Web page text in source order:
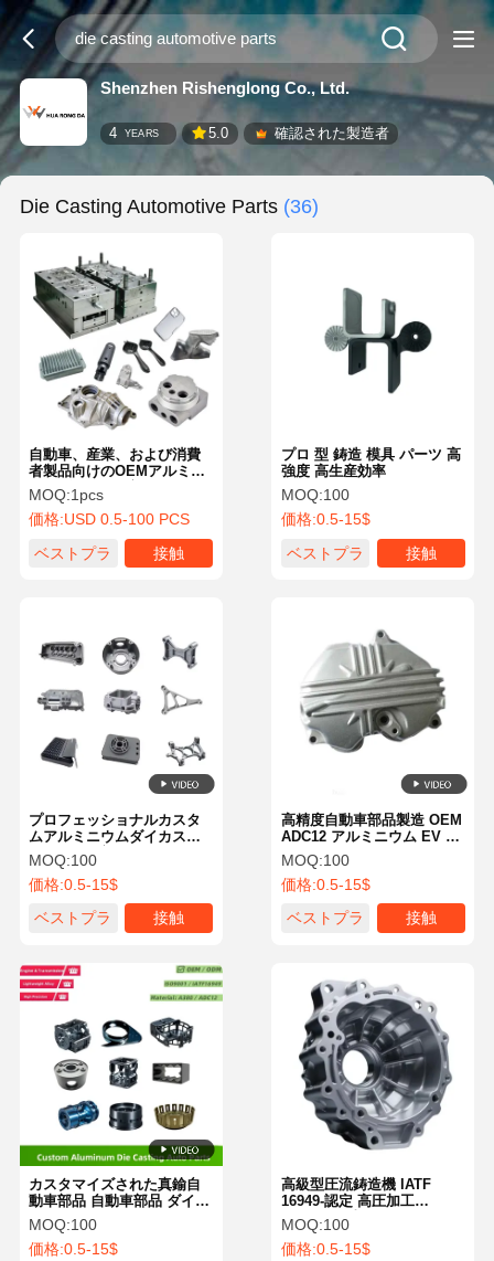
Shenzhen Rishenglong Co., Ltd.
4 YEARS 5.0 確認された製造者
Die Casting Automotive Parts (36)
自動車、産業、および消費
者製品向けのOEMアルミニ
ウムダイカスト部品。優れ
た表面仕上げと高精度公差
を実現。
MOQ:1pcs
価格:USD 0.5-100 PCS
ベストプラ
接触
プロ 型 鋳造 模具 パーツ 高
強度 高生産効率
MOQ:100
価格:0.5-15$
ベストプラ
接触
プロフェッショナルカスタ
ムアルミニウムダイカスト
ハウジング部品アルミニウ
ム高圧ダイカスト
MOQ:100
価格:0.5-15$
ベストプラ
接触
高精度自動車部品製造 OEM
ADC12 アルミニウム EV バ
ッテリーハウジング
ISO9001 TS16949
MOQ:100
価格:0.5-15$
ベストプラ
接触
カスタマイズされた真鍮自
動車部品 自動車部品 ダイカ
スト OEM ODM
MOQ:100
価格:0.5-15$
高級型圧流鋳造機 IATF
16949‐認定 高圧加工
OEM/ODM加工
MOQ:100
価格:0.5-15$